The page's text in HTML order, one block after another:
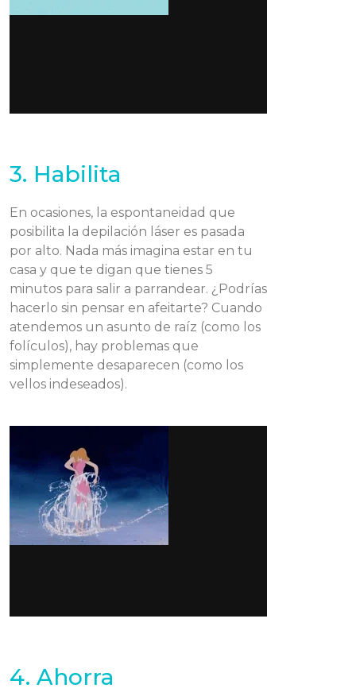
3. Habilita
En ocasiones, la espontaneidad que
posibilita la depilación láser es pasada
por alto. Nada más imagina estar en tu
casa y que te digan que tienes 5
minutos para salir a parrandear. ¿Podrías
hacerlo sin pensar en afeitarte? Cuando
atendemos un asunto de raíz (como los
folículos), hay problemas que
simplemente desaparecen (como los
vellos indeseados).
4. Ahorra